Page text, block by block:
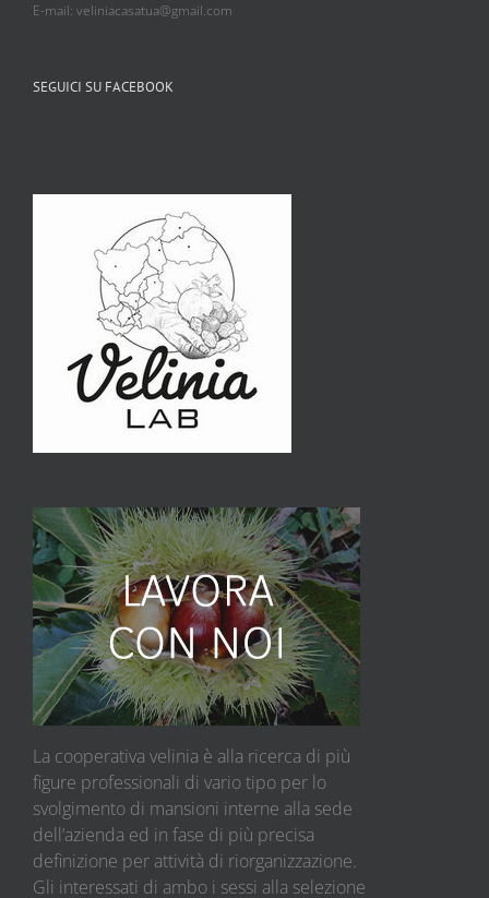
E-mail: veliniacasatua@gmail.com
SEGUICI SU FACEBOOK
La cooperativa velinia è alla ricerca di più
figure professionali di vario tipo per lo
svolgimento di mansioni interne alla sede
dell’azienda ed in fase di più precisa
definizione per attività di riorganizzazione.
Gli interessati di ambo i sessi alla selezione